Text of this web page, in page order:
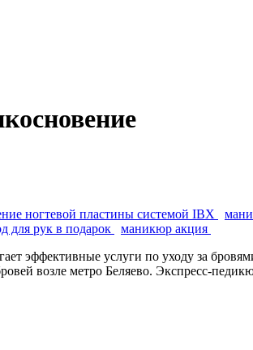
ногтевой пластины системой IBX
для рук в подарок
маникюр акция
эффективные услуги по уходу за
возле метро Беляево. Экспресс-